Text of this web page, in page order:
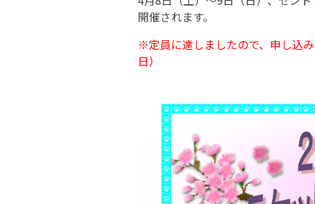
開催されます。
※定員に達しましたので、申し込
日）